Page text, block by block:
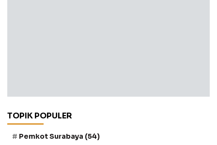
TOPIK POPULER
Pemkot Surabaya (54)